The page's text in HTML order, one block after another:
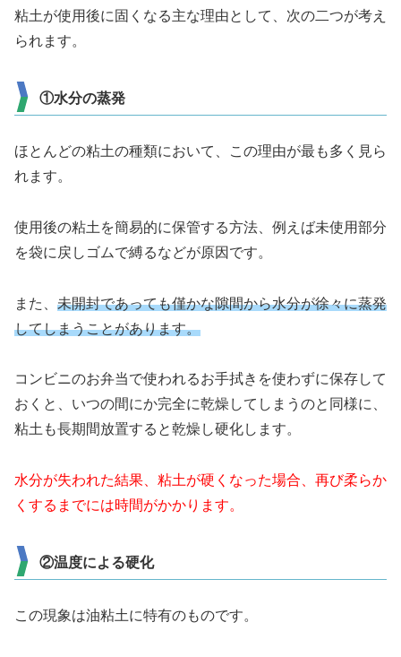
粘土が使用後に固くなる主な理由として、次の二つが考え
られます。
①水分の蒸発
ほとんどの粘土の種類において、この理由が最も多く見ら
れます。
使用後の粘土を簡易的に保管する方法、例えば未使用部分
を袋に戻しゴムで縛るなどが原因です。
また、 未開封であっても僅かな隙間から水分が徐々に蒸発
してしまうことがあります。
コンビニのお弁当で使われるお手拭きを使わずに保存して
おくと、いつの間にか完全に乾燥してしまうのと同様に、
粘土も長期間放置すると乾燥し硬化します。
水分が失われた結果、粘土が硬くなった場合、再び柔らか
くするまでには時間がかかります。
②温度による硬化
この現象は油粘土に特有のものです。